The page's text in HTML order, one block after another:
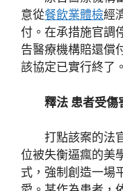
意從餐飲業體檢經
付。在承措施官調
告醫療機構賠還償
該協定已實行終了。
釋法 患者受傷
打點該案的法
位被失衡逼瘋的美
式，強制創造一場